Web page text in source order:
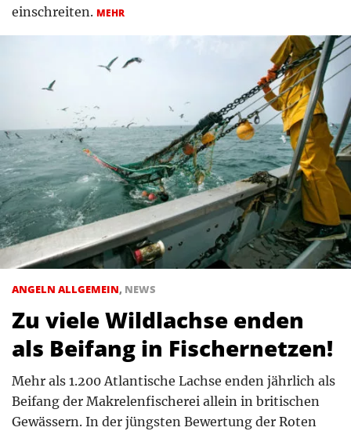
einschreiten. MEHR
ANGELN ALLGEMEIN, NEWS
Zu viele Wildlachse enden
als Beifang in Fischernetzen!
Mehr als 1.200 Atlantische Lachse enden jährlich als
Beifang der Makrelenfischerei allein in britischen
Gewässern. In der jüngsten Bewertung der Roten